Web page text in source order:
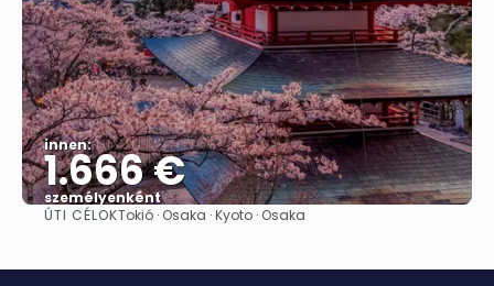
innen:
1.666 €
személyenként
Megnézem
ÚTI CÉLOKTokió · Osaka · Kyoto · Osaka